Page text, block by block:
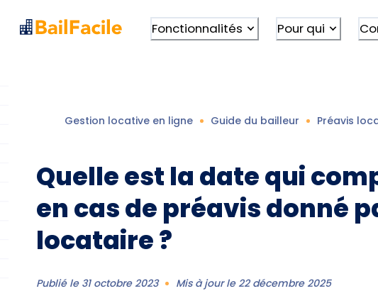
Fonctionnalités Pour qui
Gestion locative en ligne Guide du bailleur Préavis
Quelle est la date qui
en cas de préavis donné
locataire ?
Publié le 31 octobre 2023 Mis à jour le 22 décembre 2025